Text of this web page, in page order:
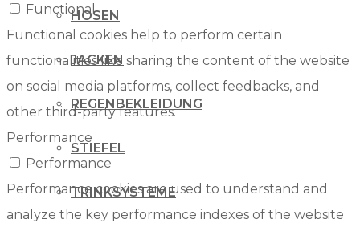
HOSEN
JACKEN
REGENBEKLEIDUNG
STIEFEL
TRINKSYSTEME
Functional
Functional cookies help to perform certain
functionalities like sharing the content of the website
on social media platforms, collect feedbacks, and
other third-party features.
Performance
Performance
Performance cookies are used to understand and
analyze the key performance indexes of the website